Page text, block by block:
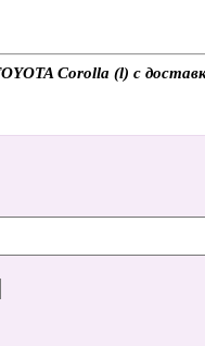
Corolla (l) с